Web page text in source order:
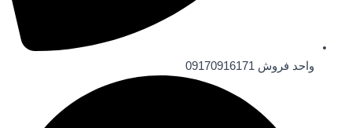
واحد فروش 09170916171